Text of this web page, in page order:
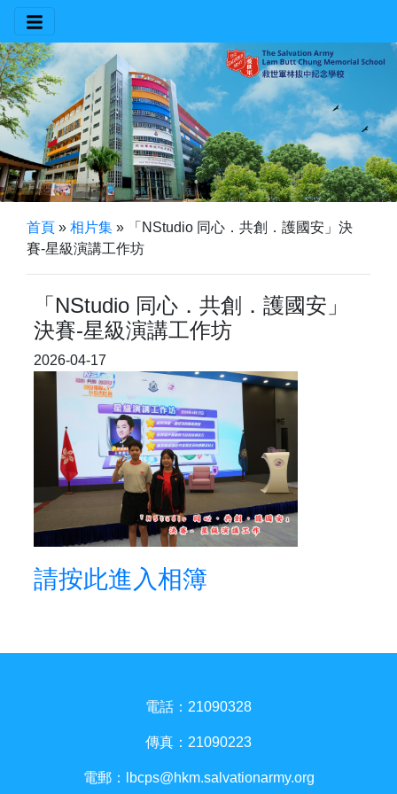
首頁 » 相片集 »
「NStudio 同心．共創．護國安」決
賽-星級演講工作坊
「NStudio 同心．共創．護國安」
決賽-星級演講工作坊
2026-04-17
請按此進入相簿
電話：21090328
傳真：21090223
電郵： lbcps@hkm.salvationarmy.org